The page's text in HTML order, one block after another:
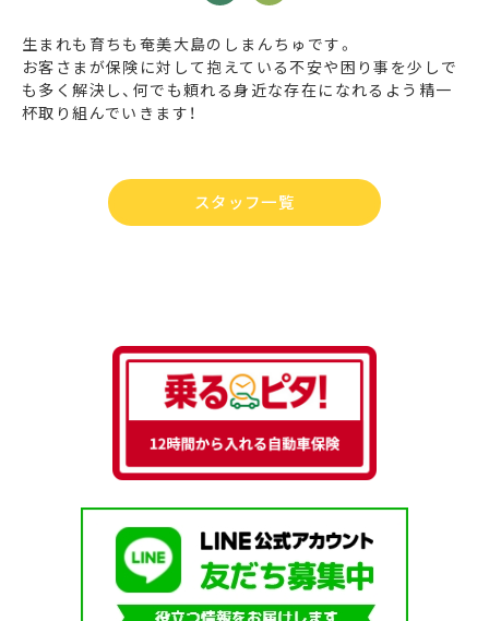
生まれも育ちも奄美大島のしまんちゅです。
お客さまが保険に対して抱えている不安や困り事を少しで
も多く解決し、何でも頼れる身近な存在になれるよう精一
杯取り組んでいきます！
スタッフ一覧